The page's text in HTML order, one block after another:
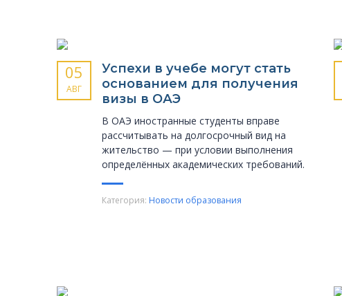
05
АВГ
Успехи в учебе могут стать
основанием для получения
визы в ОАЭ
В ОАЭ иностранные студенты вправе
рассчитывать на долгосрочный вид на
жительство — при условии выполнения
определённых академических требований.
Категория: Новости образования